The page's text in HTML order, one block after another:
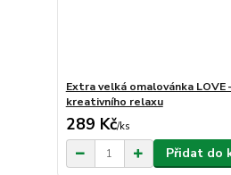
Extra velká omalovánka LOVE
kreativního relaxu
289 Kč/ks
Přidat do